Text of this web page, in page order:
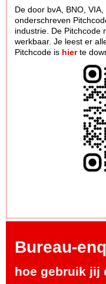
De door bvA, BNO, VIA,
onderschreven
industrie. De Pitchcode
werkbaar. Je leest er
Pitchcode is hierte
Bureau-
hoe gebruik jij